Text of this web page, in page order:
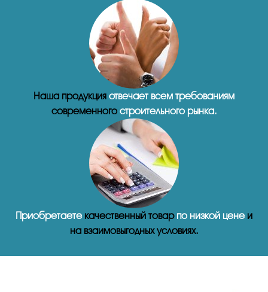
Наша продукция отвечает всем требованиям
современного строительного рынка.
Приобретаете качественный товарпо низкой цене и
на взаимовыгодных условиях.